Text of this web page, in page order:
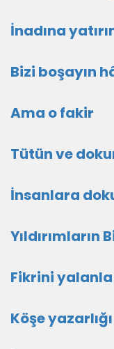
İnadına
Bizi boşayın
Ama o fakir
Tütün ve
İnsanlara
Yıldırımların
Fikrini
Köşe